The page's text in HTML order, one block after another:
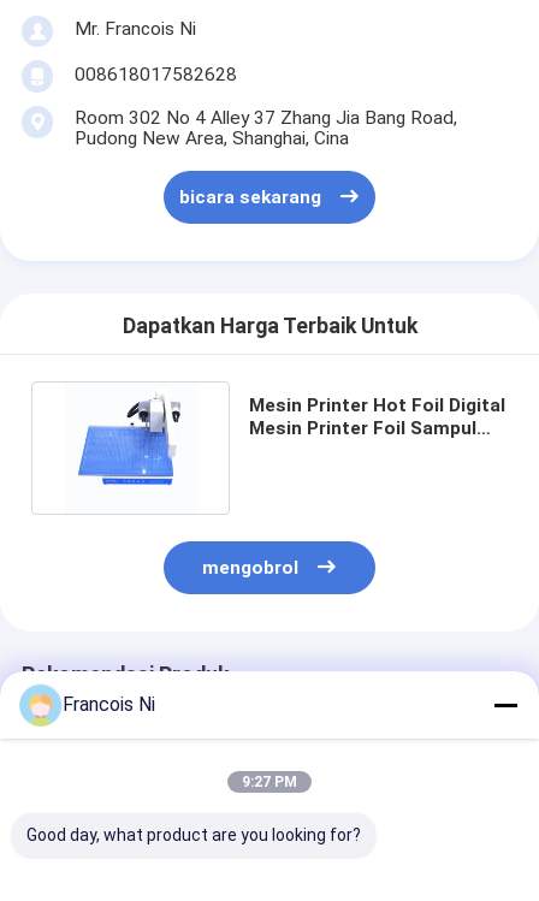
Mr. Francois Ni
008618017582628
Room 302 No 4 Alley 37 Zhang Jia Bang Road,
Pudong New Area, Shanghai, Cina
bicara sekarang
Dapatkan Harga Terbaik Untuk
Mesin Printer Hot Foil Digital
Mesin Printer Foil Sampul
mengobrol
Rekomendasi Produk
Francois Ni
9:27 PM
Good day, what product are you looking for?